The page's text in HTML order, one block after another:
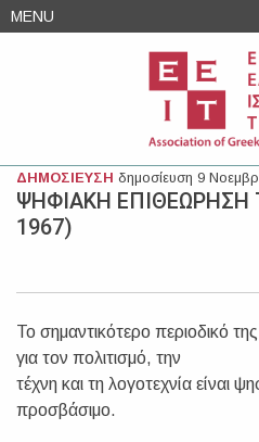
Skip
to
MENU
ΔΗΜΟΣΙΕΥΣΗ δημοσίευση 9
ΨΗΦΙΑΚΗ ΕΠΙΘΕΩΡΗΣΗ
1967)
Το σημαντικότερο περιοδικό
για τον πολιτισμό, την
τέχνη και τη λογοτεχνία είναι
προσβάσιμο.